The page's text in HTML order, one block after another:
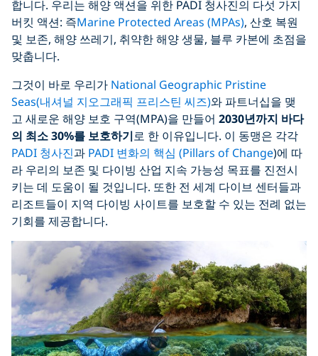
합니다. 우리는 해양 액션을 위한 PADI 청사진의 다섯 가지
버킷 액션: 즉Marine Protected Areas (MPAs), 산호 복원
및 보존, 해양 쓰레기, 취약한 해양 생물, 블루 카본에 초점을
맞춥니다.
그것이 바로 우리가 National Geographic Pristine
Seas(내셔널 지오그래픽 프리스틴 씨즈)와 파트너십을 맺
고 새로운 해양 보호 구역(MPA)을 만들어 2030년까지 바다
의 최소 30%를 보호하기로 한 이유입니다. 이 동맹은 각각
PADI 청사진과 PADI 변화의 핵심 (Pillars of Change)에 따
라 우리의 보존 및 다이빙 산업 지속 가능성 목표를 진전시
키는 데 도움이 될 것입니다. 또한 전 세계 다이브 센터들과
리조트들이 지역 다이빙 사이트를 보호할 수 있는 전례 없는
기회를 제공합니다.